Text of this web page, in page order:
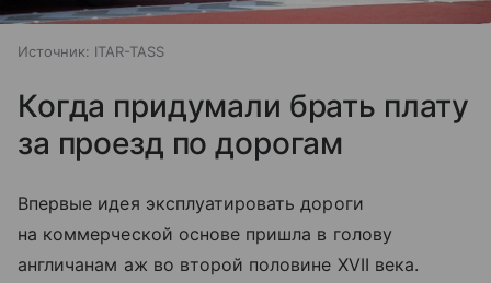
Источник: ITAR-TASS
Когда придумали брать плату
за проезд по дорогам
Впервые идея эксплуатировать дороги
на коммерческой основе пришла в голову
англичанам аж во второй половине XVII века.